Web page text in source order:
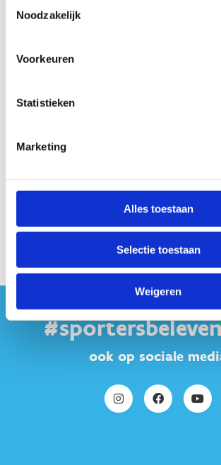
Noodzakelijk
Voorkeuren
Statistieken
Marketing
Alles toestaan
Selectie toestaan
Weigeren
Beloopbaarheid tijdens nattere
Mate van aanwezigheid verlichting:
Startplaatsen
ook op sociale